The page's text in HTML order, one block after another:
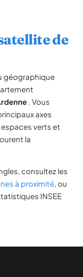
de
géographique
. Vous
axes
verts et
la
consultez les
à proximité, ou
INSEE